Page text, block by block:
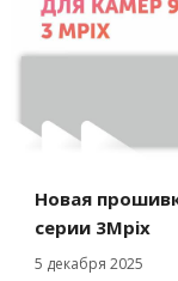
Новая
серии 3Mpix
5 декабря 2025